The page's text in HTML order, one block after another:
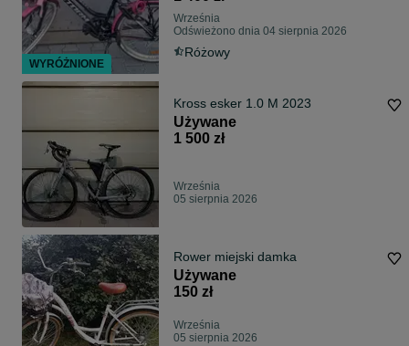
Września
Odświeżono dnia 04 sierpnia 2026
Różowy
Kross esker 1.0 M 2023
Używane
1 500 zł
Września
05 sierpnia 2026
Rower miejski damka
Używane
150 zł
Września
05 sierpnia 2026
WYRÓŻNIONE